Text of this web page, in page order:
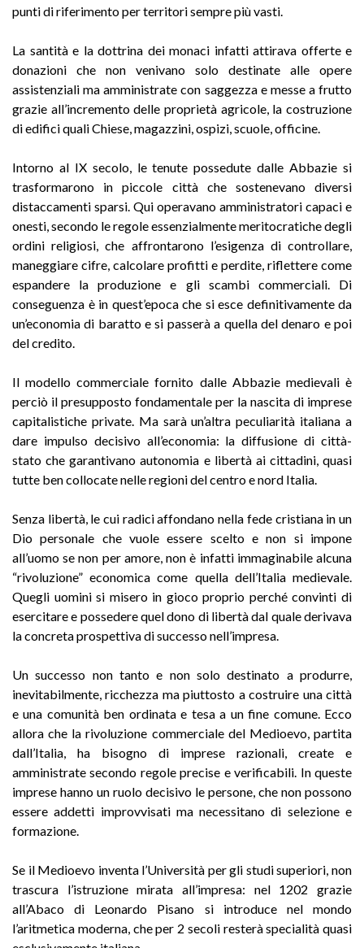
punti di riferimento per territori sempre più vasti.
La santità e la dottrina dei monaci infatti attirava offerte e
donazioni che non venivano solo destinate alle opere
assistenziali ma amministrate con saggezza e messe a frutto
grazie all’incremento delle proprietà agricole, la costruzione
di edifici quali Chiese, magazzini, ospizi, scuole, officine.
Intorno al IX secolo, le tenute possedute dalle Abbazie si
trasformarono in piccole città che sostenevano diversi
distaccamenti sparsi. Qui operavano amministratori capaci e
onesti, secondo le regole essenzialmente meritocratiche degli
ordini religiosi, che affrontarono l’esigenza di controllare,
maneggiare cifre, calcolare profitti e perdite, riflettere come
espandere la produzione e gli scambi commerciali. Di
conseguenza è in quest’epoca che si esce definitivamente da
un’economia di baratto e si passerà a quella del denaro e poi
del credito.
Il modello commerciale fornito dalle Abbazie medievali è
perciò il presupposto fondamentale per la nascita di imprese
capitalistiche private. Ma sarà un’altra peculiarità italiana a
dare impulso decisivo all’economia: la diffusione di città-
stato che garantivano autonomia e libertà ai cittadini, quasi
tutte ben collocate nelle regioni del centro e nord Italia.
Senza libertà, le cui radici affondano nella fede cristiana in un
Dio personale che vuole essere scelto e non si impone
all’uomo se non per amore, non è infatti immaginabile alcuna
“rivoluzione” economica come quella dell’Italia medievale.
Quegli uomini si misero in gioco proprio perché convinti di
esercitare e possedere quel dono di libertà dal quale derivava
la concreta prospettiva di successo nell’impresa.
Un successo non tanto e non solo destinato a produrre,
inevitabilmente, ricchezza ma piuttosto a costruire una città
e una comunità ben ordinata e tesa a un fine comune. Ecco
allora che la rivoluzione commerciale del Medioevo, partita
dall’Italia, ha bisogno di imprese razionali, create e
amministrate secondo regole precise e verificabili. In queste
imprese hanno un ruolo decisivo le persone, che non possono
essere addetti improvvisati ma necessitano di selezione e
formazione.
Se il Medioevo inventa l’Università per gli studi superiori, non
trascura l’istruzione mirata all’impresa: nel 1202 grazie
all’Abaco di Leonardo Pisano si introduce nel mondo
l’aritmetica moderna, che per 2 secoli resterà specialità quasi